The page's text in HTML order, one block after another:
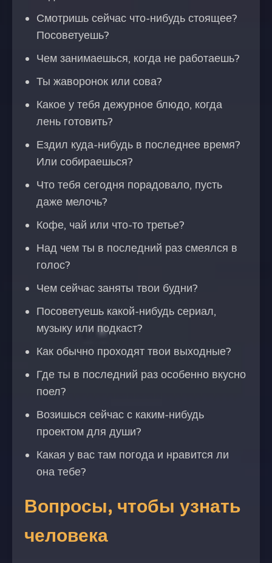
Смотришь сейчас что-нибудь стоящее?
Посоветуешь?
Чем занимаешься, когда не работаешь?
Ты жаворонок или сова?
Какое у тебя дежурное блюдо, когда
лень готовить?
Ездил куда-нибудь в последнее время?
Или собираешься?
Что тебя сегодня порадовало, пусть
даже мелочь?
Кофе, чай или что-то третье?
Над чем ты в последний раз смеялся в
голос?
Чем сейчас заняты твои будни?
Посоветуешь какой-нибудь сериал,
музыку или подкаст?
Как обычно проходят твои выходные?
Где ты в последний раз особенно вкусно
поел?
Возишься сейчас с каким-нибудь
проектом для души?
Какая у вас там погода и нравится ли
она тебе?
Вопросы, чтобы узнать
человека